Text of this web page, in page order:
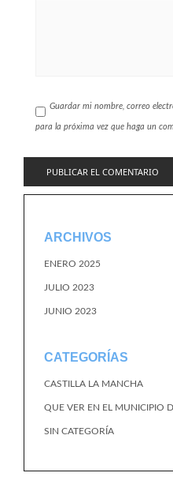
Guardar mi nombre, correo
para la próxima vez que haga un
ARCHIVOS
ENERO 2025
JULIO 2023
JUNIO 2023
CATEGORÍAS
CASTILLA LA MANCHA
QUE VER EN EL MUNICIPIO
SIN CATEGORÍA